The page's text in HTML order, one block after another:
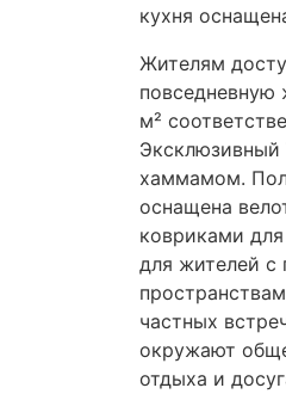
кухня
Жителям
повседневную
м²
Эксклюзивный
хаммамом.
оснащена
ковриками
для жителей с
частных
окружают
отдыха и